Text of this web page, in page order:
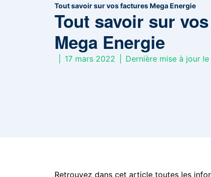
Tout savoir sur vos factures Mega Energie
Tout savoir sur
Mega Energie
17 mars 2022 Dernière mise à jour
Retrouvez dans cet article toutes les